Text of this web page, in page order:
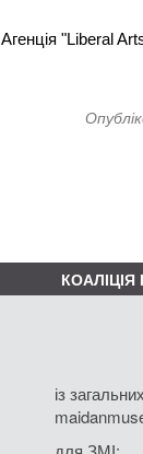
Агенція "Liberal
КОАЛІЦІЯ
із